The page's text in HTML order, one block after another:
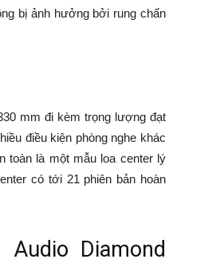
bị ảnh hưởng bởi rung chấn
mm đi kèm trọng lượng đạt
điều kiện phòng nghe khác
toàn là một mẫu loa center lý
có tới 21 phiên bản hoàn
Diamond